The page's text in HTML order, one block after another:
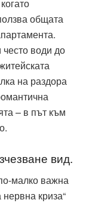
общата
води до
на раздора
– в път към
вид.
малко важна
криза“